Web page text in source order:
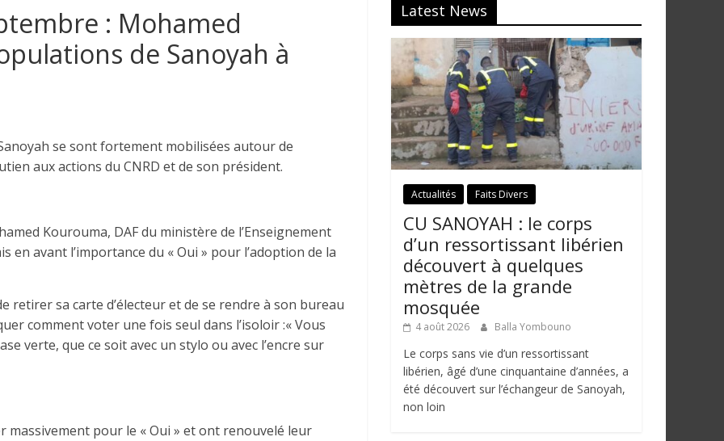
: Mohamed
de Sanoyah à
se sont fortement mobilisées autour de
aux actions du CNRD et de son président.
Kourouma, DAF du ministère de l’Enseignement
en avant l’importance du « Oui » pour l’adoption de la
retirer sa carte d’électeur et de se rendre à son bureau
comment voter une fois seul dans l’isoloir :« Vous
verte, que ce soit avec un stylo ou avec l’encre sur
massivement pour le « Oui » et ont renouvelé leur
Latest News
Actualités Faits Divers
CU SANOYAH : le corps
d’un ressortissant libérien
découvert à quelques
mètres de la grande
mosquée
4 août 2026 Balla Yombouno
Le corps sans vie d’un ressortissant
libérien, âgé d’une cinquantaine d’années, a
été découvert sur l’échangeur de Sanoyah,
non loin